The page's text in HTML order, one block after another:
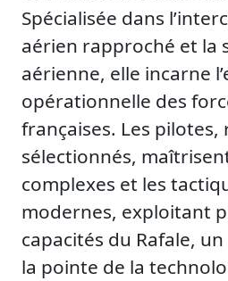
Spécialisée dans
aérien rapproché et la
aérienne, elle incarne
opérationnelle des
françaises. Les
sélectionnés,
complexes et les
modernes, exploitant
capacités du Rafale,
la pointe de la